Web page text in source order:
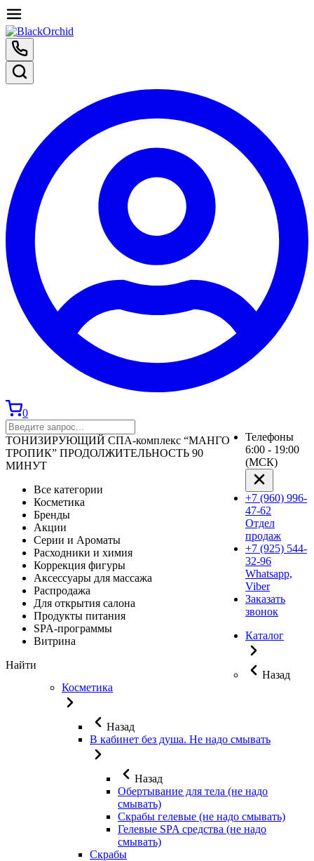
0
ТОНИЗИРУЮЩИЙ СПА-комплекс “МАНГО
ТРОПИК” ПРОДОЛЖИТЕЛЬНОСТЬ 90
МИНУТ
Все категории
Косметика
Бренды
Акции
Серии и Ароматы
Расходники и химия
Коррекция фигуры
Аксессуары для массажа
Распродажа
Для открытия салона
Продукты питания
SPA-программы
Витрина
Найти
Телефоны
6:00 - 19:00
(МСК)
+7 (960) 996-
47-62
Отдел
продаж
+7 (925) 544-
32-96
Whatsapp,
Viber
Заказать
звонок
Каталог
Назад
Косметика
Назад
В кабинет без душа. Не надо смывать
Назад
Обертывание для тела (не надо
смывать)
Скрабы гелевые (не надо смывать)
Гелевые SPA средства (не надо
смывать)
Скрабы